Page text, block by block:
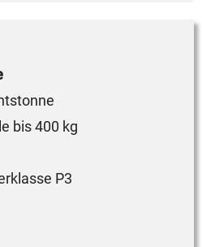
bis 400 kg
P3